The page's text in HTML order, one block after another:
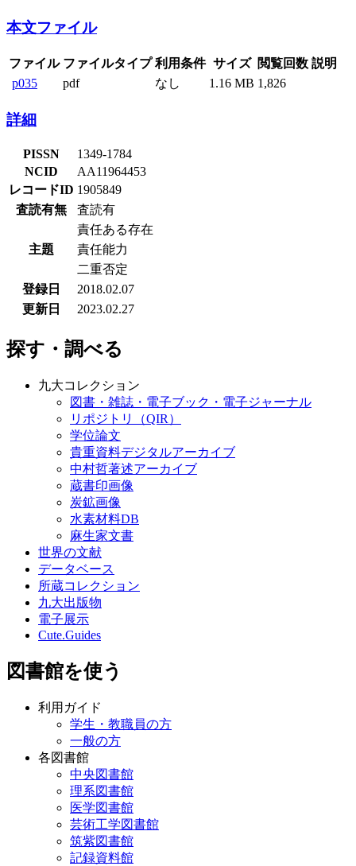
本文ファイル
ファイル ファイルタイプ 利用条件 サイズ 閲覧回数 説明
p035
pdf なし 1.16 MB 1,826
詳細
PISSN
1349-1784
NCID
AA11964453
レコードID 1905849
査読有無
査読有
主題
責任ある存在
責任能力
二重否定
登録日
2018.02.07
更新日
2023.02.27
探す・調べる
九大コレクション
図書・雑誌・電子ブック・電子ジャーナル
リポジトリ（QIR）
学位論文
貴重資料デジタルアーカイブ
中村哲著述アーカイブ
蔵書印画像
炭鉱画像
水素材料DB
麻生家文書
世界の文献
データベース
所蔵コレクション
九大出版物
電子展示
Cute.Guides
図書館を使う
利用ガイド
学生・教職員の方
一般の方
各図書館
中央図書館
理系図書館
医学図書館
芸術工学図書館
筑紫図書館
記録資料館